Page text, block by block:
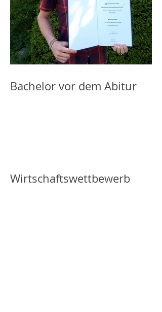
Bachelor vor dem Abitur
Wirtschaftswettbewerb